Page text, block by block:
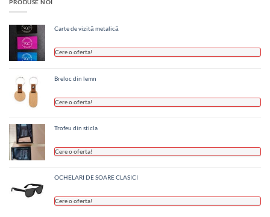
PRODUSE NOI
Carte de vizită metalică
Cere o oferta!
Breloc din lemn
Cere o oferta!
Trofeu din sticla
Cere o oferta!
OCHELARI DE SOARE CLASICI
Cere o oferta!